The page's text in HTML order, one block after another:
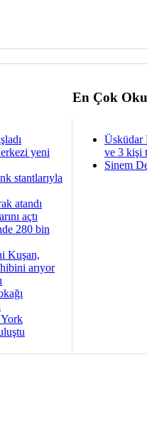
En Çok
yeni
stantlarıyla
atandı
açtı
280 bin
Kuşan,
arıyor
Üsküdar
ve 3 kişi
Sinem